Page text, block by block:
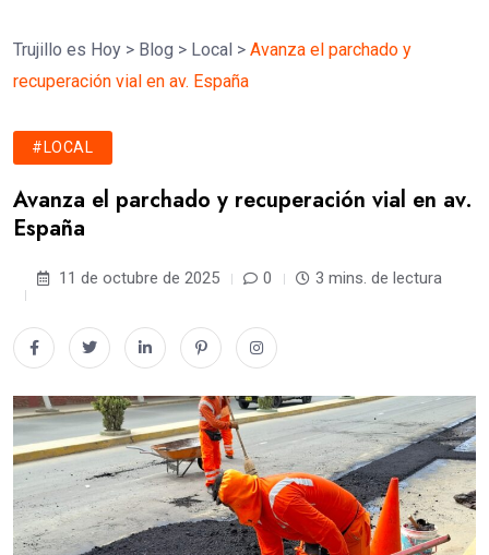
Trujillo es Hoy > Blog > Local > Avanza el parchado y
recuperación vial en av. España
#LOCAL
Avanza el parchado y recuperación vial en av.
España
11 de octubre de 2025 0 3 mins. de lectura